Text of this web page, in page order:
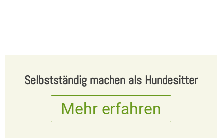
Selbstständig machen als Hundesitter
Mehr erfahren